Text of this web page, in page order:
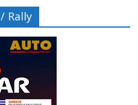
Rally